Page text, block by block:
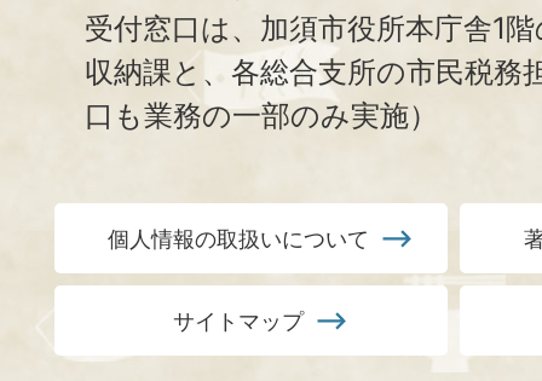
受付窓口は、加須市役所本庁舎1
収納課と、 各総合支所の市民税務
口も業務の一部のみ実施）
個人情報の取扱いについて
サイトマップ